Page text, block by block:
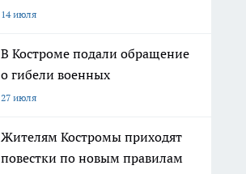
14 июля
В Костроме подали обращение
о гибели военных
27 июля
Жителям Костромы приходят
повестки по новым правилам